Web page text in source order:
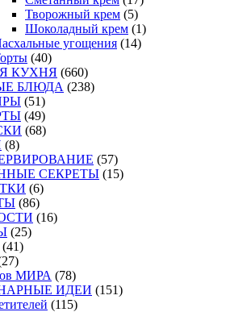
Творожный крем (5)
Шоколадный крем (1)
угощения (14)
(40)
КУХНЯ (660)
БЛЮДА (238)
(51)
(49)
(68)
(8)
(57)
СЕКРЕТЫ (15)
(6)
(86)
(16)
(25)
(41)
МИРА (78)
ИДЕИ (151)
(115)